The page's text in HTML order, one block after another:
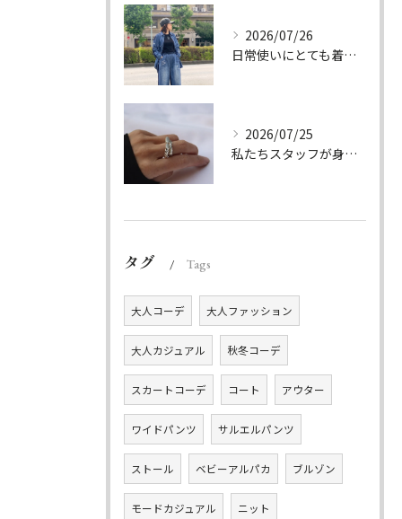
2026/07/26
日常使いにとても着やすいデニムのセットアップ。
2026/07/25
私たちスタッフが身につけて良かったと思てるアクセサリーブラン...
タグ Tags
大人コーデ 大人ファッション
大人カジュアル 秋冬コーデ
スカートコーデ コート アウター
ワイドパンツ サルエルパンツ
ストール ベビーアルパカ ブルゾン
モードカジュアル ニット